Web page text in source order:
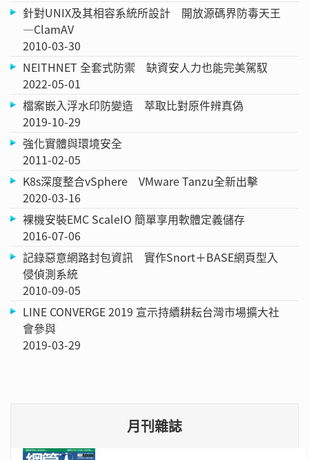
針對UNIX及其相容系統所設計 開放源碼界防毒天王
—ClamAV
2010-03-30
NEITHNET 全套式防禦 缺資安人力也能完美駕馭
2022-05-01
檔案嵌入浮水印防變造 萃取比對原件辨真偽
2019-10-29
強化實體與環境安全
2011-02-05
K8s深度整合vSphere VMware Tanzu全新出擊
2020-03-16
裸機安裝EMC ScaleIO 簡單享用軟體定義儲存
2016-07-06
記錄惡意網路封包資訊 實作Snort＋BASE網頁型入
侵偵測系統
2010-09-05
LINE CONVERGE 2019 宣示持續耕耘台灣市場擴大社
會參與
2019-03-29
月刊雜誌